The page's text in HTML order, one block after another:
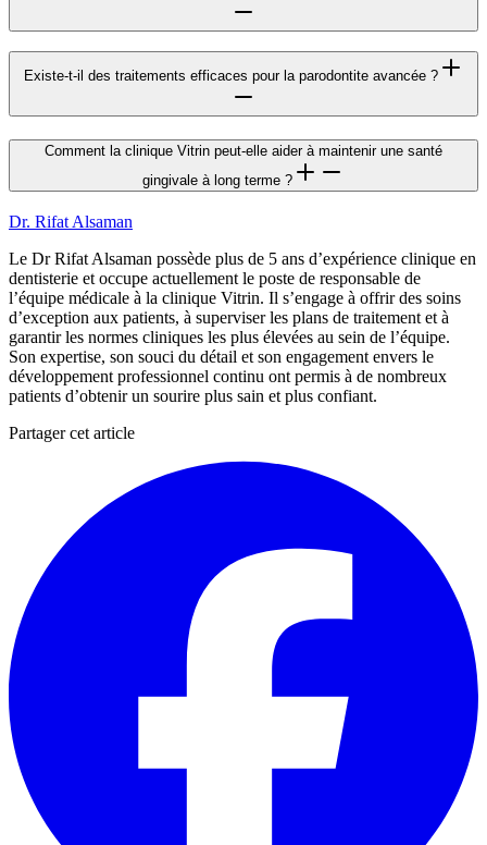
Existe-t-il des traitements efficaces pour la parodontite avancée ?
Comment la clinique Vitrin peut-elle aider à maintenir une santé
gingivale à long terme ?
Dr. Rifat Alsaman
Le Dr Rifat Alsaman possède plus de 5 ans d’expérience clinique en
dentisterie et occupe actuellement le poste de responsable de
l’équipe médicale à la clinique Vitrin. Il s’engage à offrir des soins
d’exception aux patients, à superviser les plans de traitement et à
garantir les normes cliniques les plus élevées au sein de l’équipe.
Son expertise, son souci du détail et son engagement envers le
développement professionnel continu ont permis à de nombreux
patients d’obtenir un sourire plus sain et plus confiant.
Partager cet article